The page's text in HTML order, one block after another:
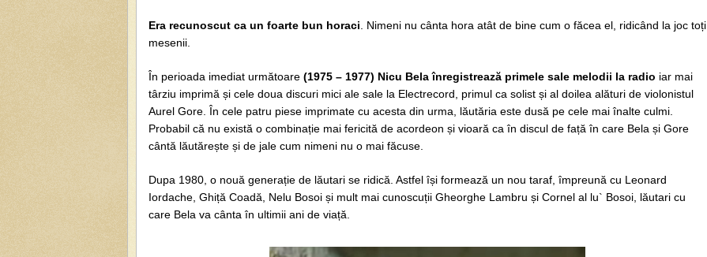
Era recunoscut ca un foarte bun horaci . Nimeni nu cânta hora atât de bine cum o făcea el, ridicând la joc toți
mesenii.
În perioada imediat următoare (1975 – 1977) Nicu Belaînregistrează primele sale melodii la radio iar mai
târziu imprimă și cele doua discuri mici ale sale la Electrecord, primul ca solist și al doilea alături de violonistul
Aurel Gore. În cele patru piese imprimate cu acesta din urma, lăutăria este dusă pe cele mai înalte culmi.
Probabil că nu există o combinație mai fericită de acordeon și vioară ca în discul de față în care Bela și Gore
cântă lăutărește și de jale cum nimeni nu o mai făcuse.
Dupa 1980, o nouă generație de lăutari se ridică. Astfel își formează un nou taraf, împreună cu Leonard
Iordache, Ghiță Coadă, Nelu Bosoi și mult mai cunoscuții Gheorghe Lambru și Cornel al lu` Bosoi, lăutari cu
care Bela va cânta în ultimii ani de viață.